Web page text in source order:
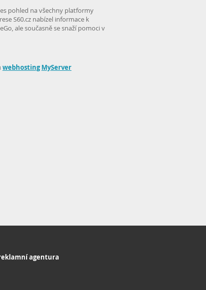
pohled na všechny platformy
S60.cz nabízel informace k
ale současně se snaží pomoci v
webhosting MyServer
agentura